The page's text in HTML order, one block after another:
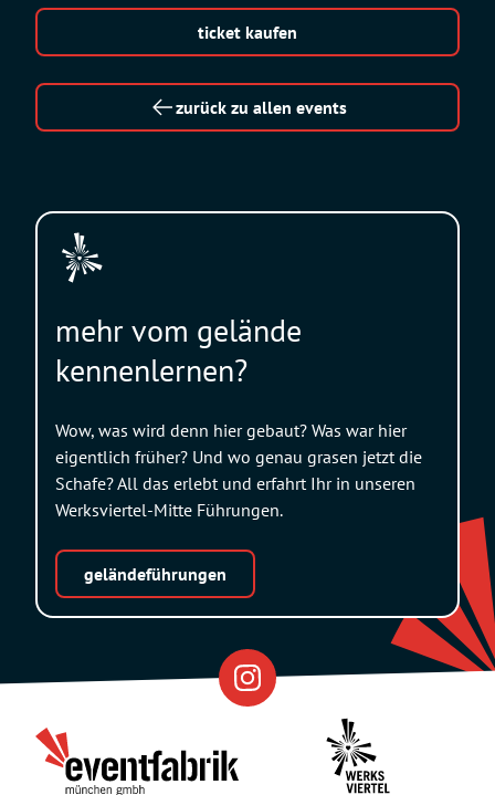
ticket kaufen
zurück zu allen events
Partner
mehr vom gelände
kennenlernen?
Wow, was wird denn hier gebaut? Was war hier
eigentlich früher? Und wo genau grasen jetzt die
Schafe? All das erlebt und erfahrt Ihr in unseren
Werksviertel-Mitte Führungen.
geländeführungen